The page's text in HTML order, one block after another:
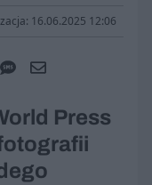
16.06.2025 12:06
Press